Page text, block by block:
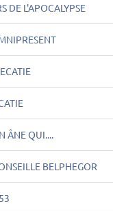
DE L'APOCALYPSE
ÂNE QUI....
BELPHEGOR